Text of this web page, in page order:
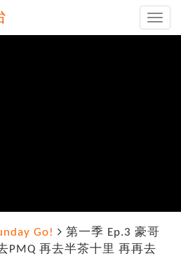
Toggle
Go!
第一季 Ep.3 豪哥
PMQ 再去半茶十里 再再去